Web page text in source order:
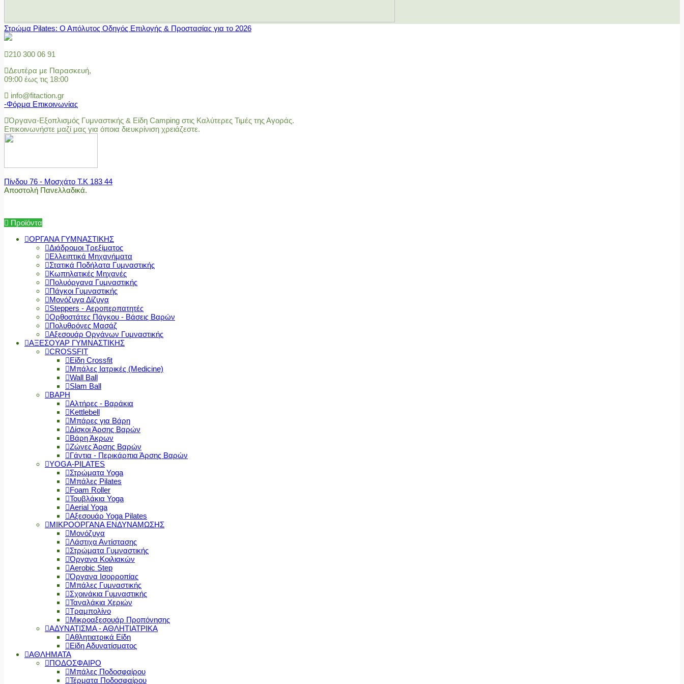
Στρώμα Pilates: Ο Απόλυτος Οδηγός Επιλογής & Προστασίας για το 2026
210 300 06 91
Δευτέρα με Παρασκευή,
09:00 έως τις 18:00
info@fitaction.gr
-Φόρμα Επικοινωνίας
Όργανα-Εξοπλισμός Γυμναστικής & Είδη Camping στις Καλύτερες Τιμές της Αγοράς.
Επικοινωνήστε μαζί μας για όποια διευκρίνιση χρειάζεστε.
Πίνδου 76 - Μοσχάτο Τ.Κ 183 44
Αποστολή Πανελλαδικά.
Προϊόντα
ΟΡΓΑΝΑ ΓΥΜΝΑΣΤΙΚΗΣ
Διάδρομοι Τρεξίματος
Ελλειπτικά Μηχανήματα
Στατικά Ποδήλατα Γυμναστικής
Κωπηλατικές Μηχανές
Πολυόργανα Γυμναστικής
Πάγκοι Γυμναστικής
Μονόζυγα Δίζυγα
Steppers - Αεροπερπατητές
Ορθοστάτες Πάγκου - Βάσεις Βαρών
Πολυθρόνες Μασάζ
Αξεσουάρ Οργάνων Γυμναστικής
ΑΞΕΣΟΥΑΡ ΓΥΜΝΑΣΤΙΚΗΣ
CROSSFIT
Είδη Crossfit
Μπάλες Ιατρικές (Medicine)
Wall Ball
Slam Ball
ΒΑΡΗ
Αλτήρες - Βαράκια
Kettlebell
Μπάρες για Βάρη
Δίσκοι Άρσης Βαρών
Βάρη Άκρων
Ζώνες Άρσης Βαρών
Γάντια - Περικάρπια Άρσης Βαρών
YOGA-PILATES
Στρώματα Yoga
Μπάλες Pilates
Foam Roller
Τουβλάκια Yoga
Aerial Yoga
Αξεσουάρ Yoga Pilates
ΜΙΚΡΟΟΡΓΑΝΑ ΕΝΔΥΝΑΜΩΣΗΣ
Μονόζυγα
Λάστιχα Αντίστασης
Στρώματα Γυμναστικής
Όργανα Κοιλιακών
Aerobic Step
Όργανα Ισορροπίας
Μπάλες Γυμναστικής
Σχοινάκια Γυμναστικής
Ταναλάκια Χεριών
Τραμπολίνο
Μικροαξεσουάρ Προπόνησης
ΑΔΥΝΑΤΙΣΜΑ - ΑΘΛΗΤΙΑΤΡΙΚΑ
Αθλητιατρικά Είδη
Είδη Αδυνατίσματος
ΑΘΛΗΜΑΤΑ
ΠΟΔΟΣΦΑΙΡΟ
Μπάλες Ποδοσφαίρου
Τέρματα Ποδοσφαίρου